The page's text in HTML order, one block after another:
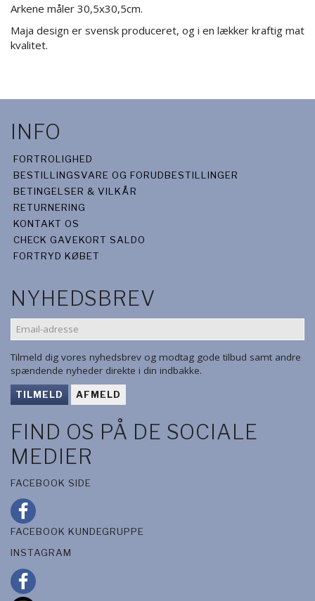
Arkene måler 30,5x30,5cm.
Maja design er svensk produceret, og i en lækker kraftig mat
kvalitet.
INFO
FORTROLIGHED
BESTILLINGSVARE OG FORUDBESTILLINGER
BETINGELSER & VILKÅR
RETURNERING
KONTAKT OS
CHECK GAVEKORT SALDO
FORTRYD KØBET
NYHEDSBREV
EMAIL-
ADRESSE
Tilmeld dig vores nyhedsbrev og modtag gode tilbud samt andre
spændende nyheder direkte i din indbakke.
TILMELD AFMELD
FIND OS PÅ DE SOCIALE
MEDIER
FACEBOOK SIDE
FACEBOOK KUNDEGRUPPE
INSTAGRAM